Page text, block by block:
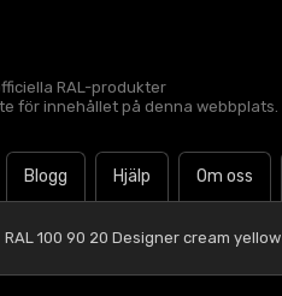
RAL-produkter
för innehållet på denna webbplats.
Blogg Hjälp Om oss
RAL 100 90 20 Designer cream yellow